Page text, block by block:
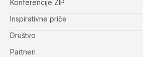
Konferencije ZIP
Inspirativne priče
Društvo
Partneri